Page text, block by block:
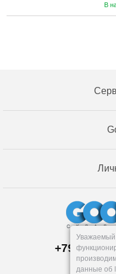
В
Челябинск
Уважаемый
данные об